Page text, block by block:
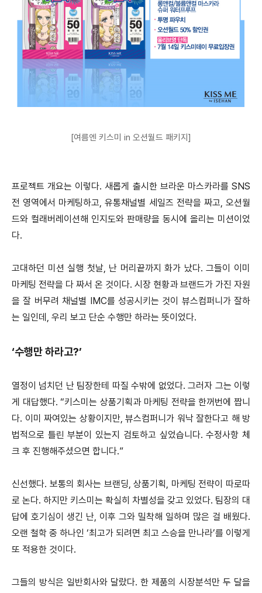
[여름엔 키스미 in 오션월드 패키지]
프로젝트 개요는 이렇다. 새롭게 출시한 브라운 마스카라를 SNS
전 영역에서 마케팅하고, 유통채널별 세일즈 전략을 짜고, 오션월
드와 컬래버레이션해 인지도와 판매량을 동시에 올리는 미션이었
다.
고대하던 미션 실행 첫날, 난 머리끝까지 화가 났다. 그들이 이미
마케팅 전략을 다 짜서 온 것이다. 시장 현황과 브랜드가 가진 자원
을 잘 버무려 채널별 IMC를 성공시키는 것이 뷰스컴퍼니가 잘하
는 일인데, 우리 보고 단순 수행만 하라는 뜻이었다.
‘수행만 하라고?’
열정이 넘치던 난 팀장한테 따질 수밖에 없었다. 그러자 그는 이렇
게 대답했다. “키스미는 상품기획과 마케팅 전략을 한꺼번에 짭니
다. 이미 짜여있는 상황이지만, 뷰스컴퍼니가 워낙 잘한다고 해 방
법적으로 틀린 부분이 있는지 검토하고 싶었습니다. 수정사항 체
크 후 진행해주셨으면 합니다.”
신선했다. 보통의 회사는 브랜딩, 상품기획, 마케팅 전략이 따로따
로 논다. 하지만 키스미는 확실히 차별성을 갖고 있었다. 팀장의 대
답에 호기심이 생긴 난, 이후 그와 밀착해 일하며 많은 걸 배웠다.
오랜 철학 중 하나인 ‘최고가 되려면 최고 스승을 만나라’를 이렇게
또 적용한 것이다.
그들의 방식은 일반회사와 달랐다. 한 제품의 시장분석만 두 달을